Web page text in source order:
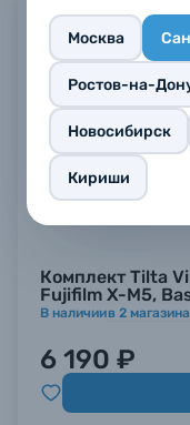
Москва
Ростов-на-
Новосибирск
Кириши
Комплект Tilta
Fujifilm X-M5,
В наличиив 2
6 190 ₽